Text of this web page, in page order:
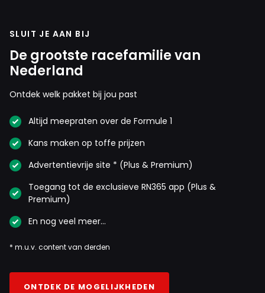
SLUIT JE AAN BIJ
De grootste racefamilie van
Nederland
Ontdek welk pakket bij jou past
Altijd meepraten over de Formule 1
Kans maken op toffe prijzen
Advertentievrije site * (Plus & Premium)
Toegang tot de exclusieve RN365 app (Plus &
Premium)
En nog veel meer…
* m.u.v. content van derden
ONTDEK DE MOGELIJKHEDEN